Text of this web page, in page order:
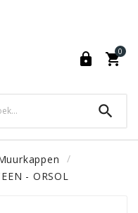
 
0

- ORSOL